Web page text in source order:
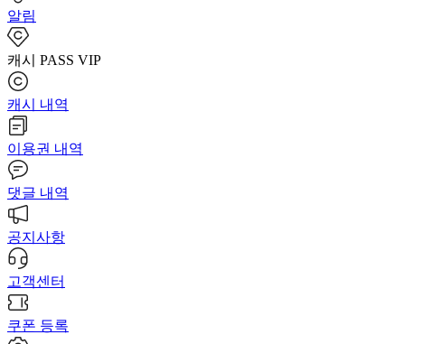
알림
캐시 PASS VIP
캐시 내역
이용권 내역
댓글 내역
공지사항
고객센터
쿠폰 등록